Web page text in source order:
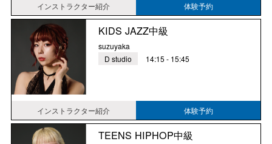
インストラクター紹介 体験予約
KIDS JAZZ中級
suzuyaka
D studio
14:15 - 15:45
インストラクター紹介 体験予約
TEENS HIPHOP中級